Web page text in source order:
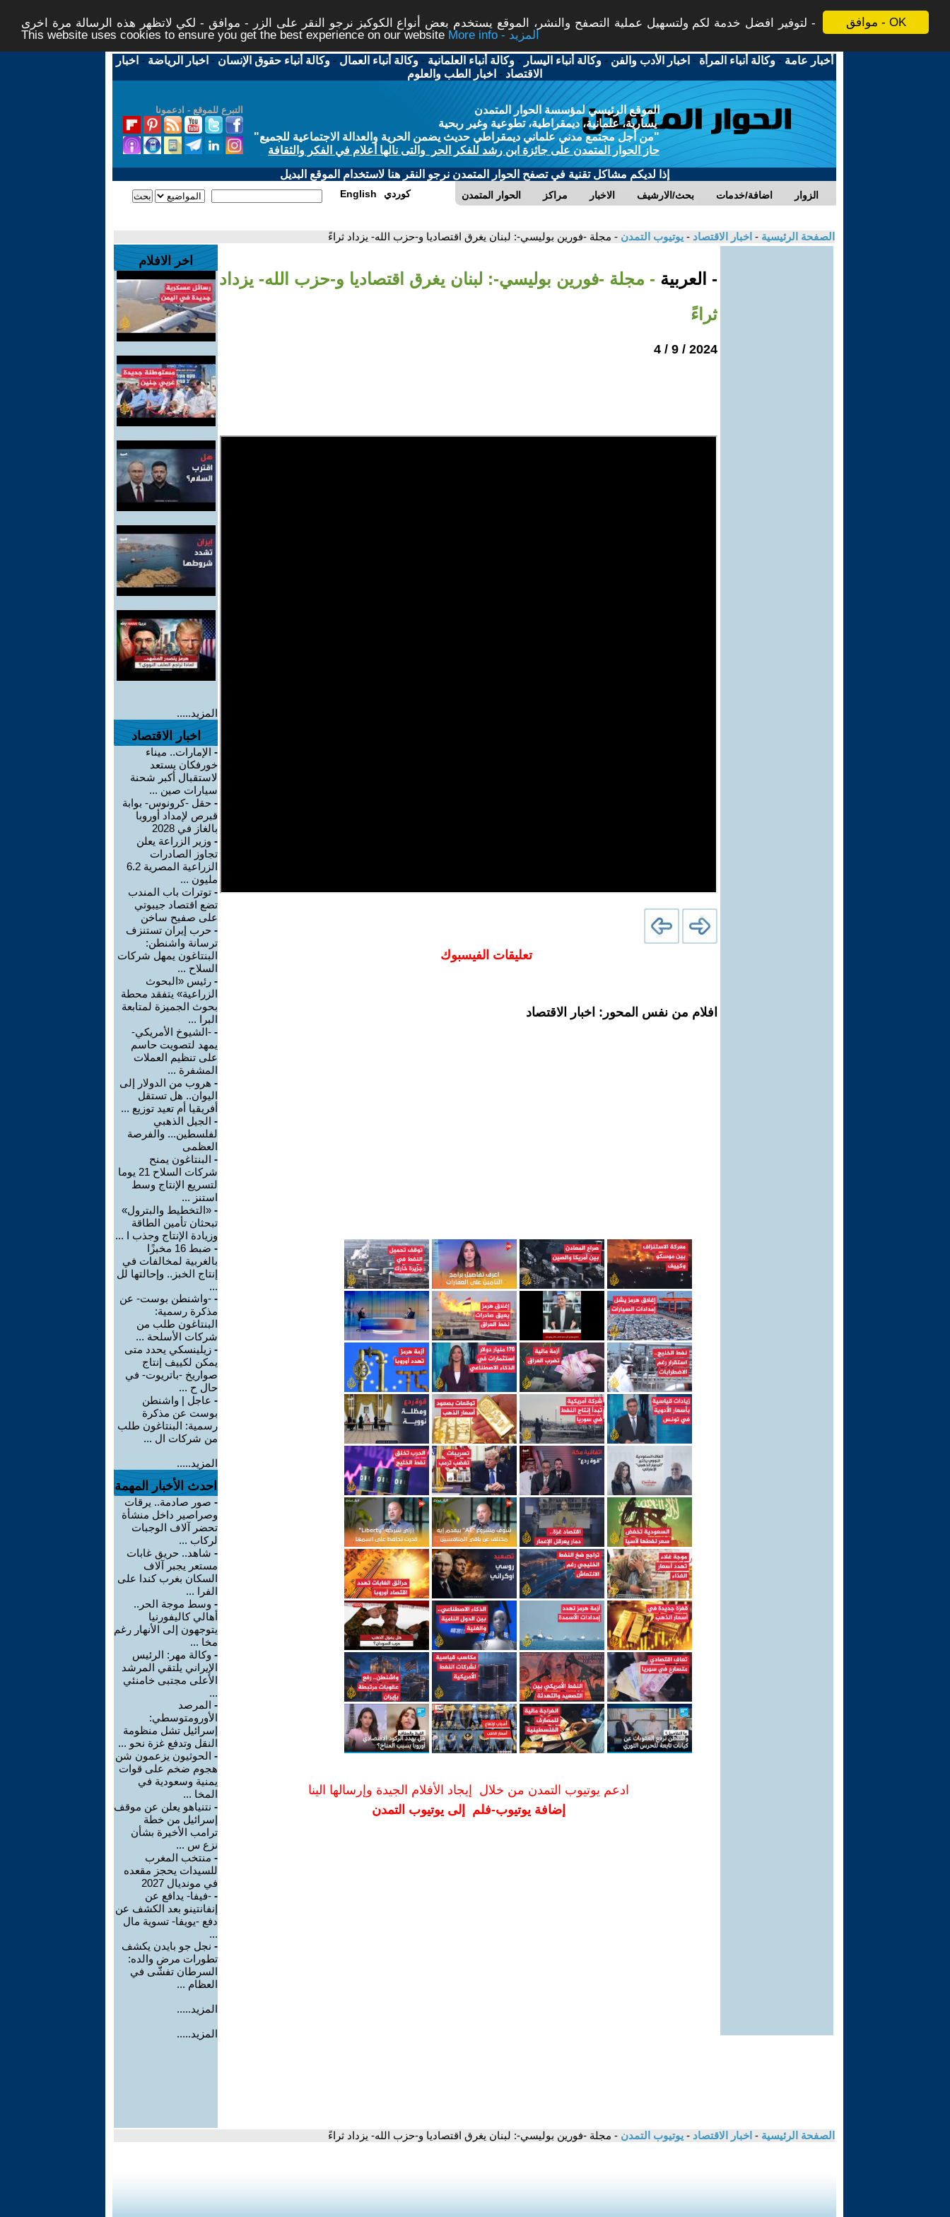
موافق - OK
لتوفير افضل خدمة لكم ولتسهيل عملية التصفح والنشر، الموقع يستخدم بعض أنواع الكوكيز نرجو النقر على الزر - موافق - لكي لاتظهر هذه الرسالة مرة اخرى -
This website uses cookies to ensure you get the best experience on our website
More info - المزيد
أخبار عامة -وكالة أنباء المرأة - اخبار الأدب والفن -وكالة أنباء اليسار -وكالة أنباء العلمانية -وكالة أنباء العمال -وكالة أنباء حقوق الإنسان - اخبار الرياضة - اخبار
الاقتصاد - اخبار الطب والعلوم
التبرع للموقع - ادعمونا
الموقع الرئيسي لمؤسسة الحوار المتمدن
يسارية، علمانية، ديمقراطية، تطوعية وغير ربحية
"من أجل مجتمع مدني علماني ديمقراطي حديث يضمن الحرية والعدالة الاجتماعية للجميع"
حاز الحوار المتمدن على جائزة ابن رشد للفكر الحر والتى نالها أعلام في الفكر والثقافة
إذا لديكم مشاكل تقنية في تصفح الحوار المتمدن نرجو النقر هنا لاستخدام الموقع البديل
الحوار المتمدن مراكز الاخبار بحث/الارشيف اضافة/خدمات الزوار English كوردي
الصفحة الرئيسية - اخبار الاقتصاد - يوتيوب التمدن - مجلة -فورين بوليسي-: لبنان يغرق اقتصاديا و-حزب الله- يزداد ثراءً
- العربية - مجلة -فورين بوليسي-: لبنان يغرق اقتصاديا و-حزب الله- يزداد
ثراءً
2024 / 9 / 4
تعليقات الفيسبوك
افلام من نفس المحور: اخبار الاقتصاد
ادعم يوتيوب التمدن من خلال إيجاد الأفلام الجيدة وإرسالها الينا
إضافة يوتيوب-فلم إلى يوتيوب التمدن
اخر الافلام
المزيد.....
اخبار الاقتصاد
- الإمارات.. ميناء
خورفكان يستعد
لاستقبال أكبر شحنة
سيارات صين ...
- حقل -كرونوس- بوابة
قبرص لإمداد أوروبا
بالغاز في 2028
- وزير الزراعة يعلن
تجاوز الصادرات
الزراعية المصرية 6.2
مليون ...
- توترات باب المندب
تضع اقتصاد جيبوتي
على صفيح ساخن
- حرب إيران تستنزف
ترسانة واشنطن:
البنتاغون يمهل شركات
السلاح ...
- رئيس «البحوث
الزراعية» يتفقد محطة
بحوث الجميزة لمتابعة
البرا ...
- -الشيوخ الأمريكي-
يمهد لتصويت حاسم
على تنظيم العملات
المشفرة ...
- هروب من الدولار إلى
اليوان.. هل تستقل
أفريقيا أم تعيد توزيع ...
- الجيل الذهبي
لفلسطين... والفرصة
العظمى
- البنتاغون يمنح
شركات السلاح 21 يوما
لتسريع الإنتاج وسط
استنز ...
- «التخطيط والبترول»
تبحثان تأمين الطاقة
وزيادة الإنتاج وجذب ا ...
-
ضبط 16 مخبزًا
بالغربية لمخالفات في
إنتاج الخبز.. وإحالتها لل
...
- -واشنطن بوست- عن
مذكرة رسمية:
البنتاغون طلب من
شركات الأسلحة ...
- زيلينسكي يحدد متى
يمكن لكييف إنتاج
صواريخ -باتريوت- في
حال ح ...
- عاجل | واشنطن
بوست عن مذكرة
رسمية: البنتاغون طلب
من شركات ال ...
المزيد.....
احدث الأخبار المهمة
- صور صادمة.. يرقات
وصراصير داخل منشأة
تحضر آلاف الوجبات
لركاب ...
- شاهد.. حريق غابات
مستعر يجبر آلاف
السكان بغرب كندا على
الفرا ...
- وسط موجة الحر..
أهالي كاليفورنيا
يتوجهون إلى الأنهار رغم
مخا ...
- وكالة مهر: الرئيس
الإيراني يلتقي المرشد
الأعلى مجتبى خامنئي
...
- المرصد
الأورومتوسطي:
إسرائيل تشل منظومة
النقل وتدفع غزة نحو ...
- الحوثيون يزعمون شن
هجوم ضخم على قوات
يمنية وسعودية في
المخا ...
- نتنياهو يعلن عن موقف
إسرائيل من خطة
ترامب الأخيرة بشأن
نزع س ...
- منتخب المغرب
للسيدات يحجز مقعده
في مونديال 2027
- -فيفا- يدافع عن
إنفانتينو بعد الكشف عن
دفع -يويفا- تسوية مال
...
- نجل جو بايدن يكشف
تطورات مرض والده:
السرطان تفشّى في
العظام ...
المزيد.....
المزيد.....
الصفحة الرئيسية - اخبار الاقتصاد - يوتيوب التمدن - مجلة -فورين بوليسي-: لبنان يغرق اقتصاديا و-حزب الله- يزداد ثراءً